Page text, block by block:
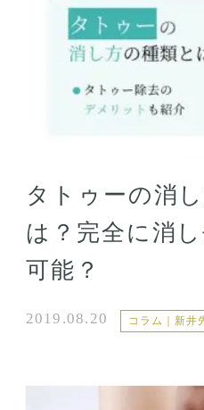
タトゥーの消
は？完全に消
可能？
2019.08.20 コラム｜新井